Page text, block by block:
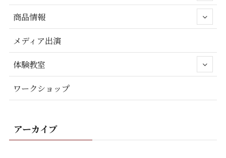
商品情報
メディア出演
体験教室
ワークショップ
アーカイブ